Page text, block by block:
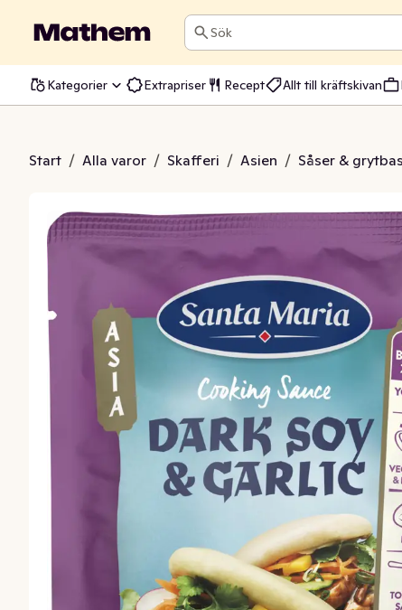
Sök
Kategorier Extrapriser Recept Allt till kräftskivan
Start / Alla varor / Skafferi / Asien / Såser &
Dark Soy & Garlic